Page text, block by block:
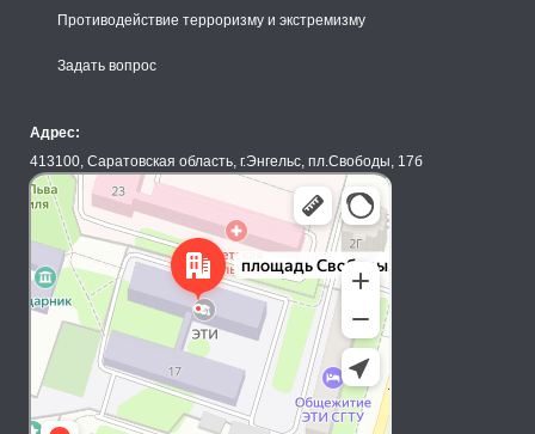
Противодействие терроризму и экстремизму
Задать вопрос
Адрес:
413100, Саратовская область, г.Энгельс, пл.Свободы, 17б